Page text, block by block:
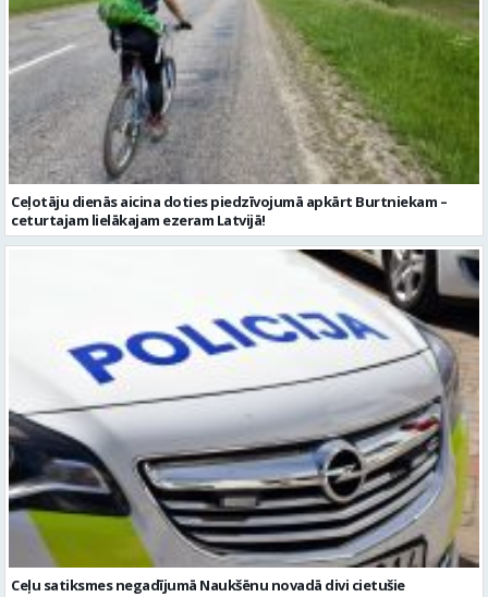
Ceļotāju dienās aicina doties piedzīvojumā apkārt Burtniekam –
ceturtajam lielākajam ezeram Latvijā!
Ceļu satiksmes negadījumā Naukšēnu novadā divi cietušie